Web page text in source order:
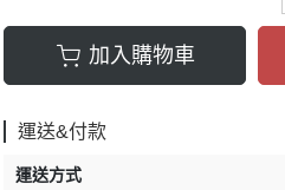
加入購物車
運送&付款
運送方式